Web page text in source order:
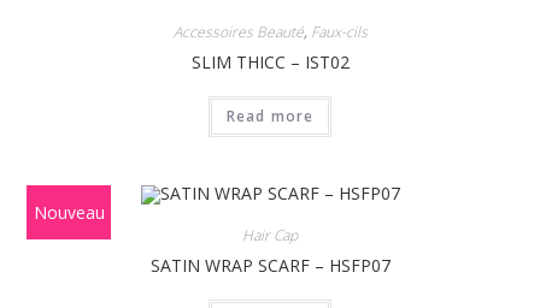
Accessoires Beauté, Faux-cils
SLIM THICC – IST02
Read more
Nouveau
Hair Cap
SATIN WRAP SCARF – HSFP07